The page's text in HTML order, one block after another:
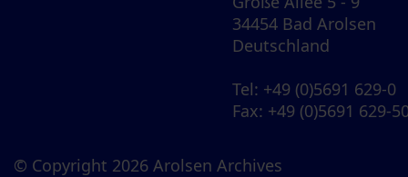
34454 Bad Arolsen
Deutschland
Tel: +49 (0)5691 629-0
Fax: +49 (0)5691 629-
© Copyright 2026 Arolsen Archives